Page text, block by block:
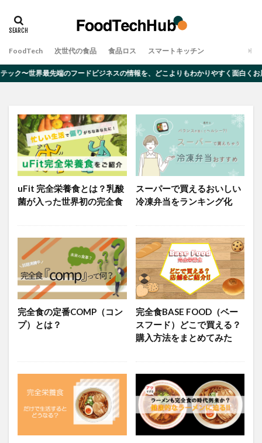
FoodTech 次世代の食品 食品ロス スマートキッチン
〜世界最先端のフードビジネスの情報を、どこよりもわかりやすく面白くお届け
uFit 完全栄養食とは？乳酸
菌が入った世界初の完全食
スーパーで買えるおいしい
冷凍弁当をランキング化
完全食の定番COMP（コン
プ）とは？
完全食BASE FOOD（ベー
スフード）どこで買える？
購入方法をまとめてみた
タグ
デメリット
ムカデ メリット
大豆ミート
完全食
対策・原因 昆虫食 食品ロス